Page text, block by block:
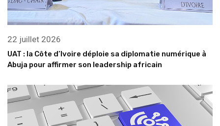
22 juillet 2026
UAT : la Côte d’Ivoire déploie sa diplomatie numérique à
Abuja pour affirmer son leadership africain